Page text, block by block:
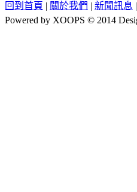
回到首頁 | 關於我們 | 新聞訊息 |
Powered by XOOPS © 2014